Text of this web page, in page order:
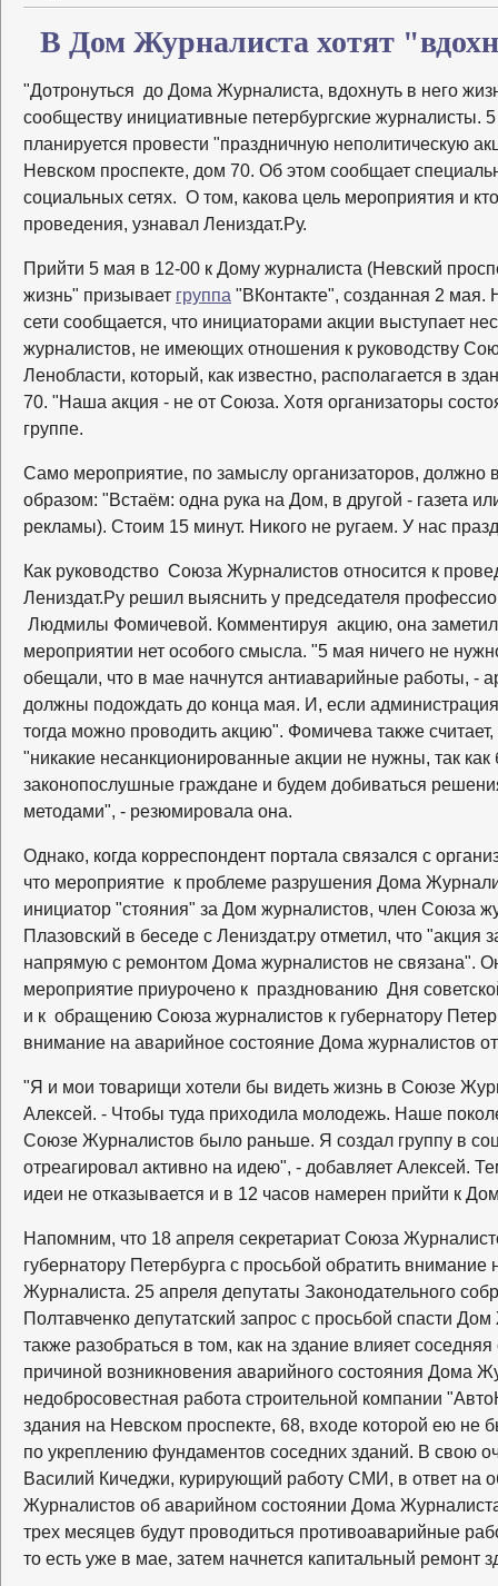
В Дом Журналиста хотят
"Дотронуться до Дома Журналиста, вдохнуть в него
сообществу инициативные петербургские журналисты.
планируется провести "праздничную неполитическую
Невском проспекте, дом 70. Об этом сообщает
социальных сетях. О том, какова цель мероприятия и
проведения, узнавал Лениздат.Ру.
Прийти 5 мая в 12-00 к Дому журналиста (Невский
жизнь" призывает группа "ВКонтакте", созданная 2 мая.
сети сообщается, что инициаторами акции выступает
журналистов, не имеющих отношения к руководству
Ленобласти, который, как известно, располагается в
70. "Наша акция - не от Союза. Хотя организаторы
группе.
Само мероприятие, по замыслу организаторов, должно
образом: "Встаём: одна рука на Дом, в другой - газета
рекламы). Стоим 15 минут. Никого не ругаем. У нас
Как руководство Союза Журналистов относится к
Лениздат.Ру решил выяснить у председателя
Людмилы Фомичевой. Комментируя акцию, она
мероприятии нет особого смысла. "5 мая ничего не
обещали, что в мае начнутся антиаварийные работы, -
должны подождать до конца мая. И, если
тогда можно проводить акцию". Фомичева также
"никакие несанкционированные акции не нужны, так
законопослушные граждане и будем добиваться
методами", - резюмировала она.
Однако, когда корреспондент портала связался с
что мероприятие к проблеме разрушения Дома
инициатор "стояния" за Дом журналистов, член Союза
Плазовский в беседе с Лениздат.ру отметил, что "акция
напрямую с ремонтом Дома журналистов не связана".
мероприятие приурочено к празднованию Дня
и к обращению Союза журналистов к губернатору
внимание на аварийное состояние Дома журналистов
"Я и мои товарищи хотели бы видеть жизнь в Союзе
Алексей. - Чтобы туда приходила молодежь. Наше
Союзе Журналистов было раньше. Я создал группу в
отреагировал активно на идею", - добавляет Алексей.
идеи не отказывается и в 12 часов намерен прийти к
Напомним, что 18 апреля секретариат Союза
губернатору Петербурга с просьбой обратить
Журналиста. 25 апреля депутаты Законодательного
Полтавченко депутатский запрос с просьбой спасти
также разобраться в том, как на здание влияет соседняя
причиной возникновения аварийного состояния Дома
недобросовестная работа строительной компании
здания на Невском проспекте, 68, входе которой ею не
по укреплению фундаментов соседних зданий. В свою
Василий Кичеджи, курирующий работу СМИ, в ответ на
Журналистов об аварийном состоянии Дома
трех месяцев будут проводиться противоаварийные
то есть уже в мае, затем начнется капитальный ремонт